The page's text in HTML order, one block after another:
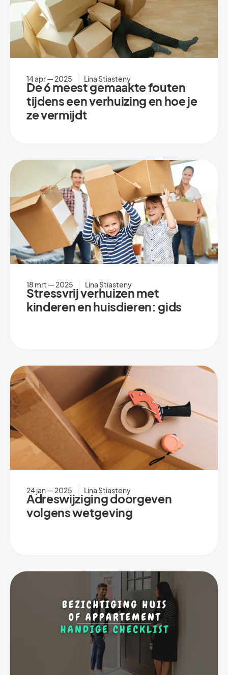
14 apr — 2025 Lina Stiasteny
De 6 meest gemaakte fouten
tijdens een verhuizing en hoe je
ze vermijdt
18 mrt — 2025 Lina Stiasteny
Stressvrij verhuizen met
kinderen en huisdieren: gids
24 jan — 2025 Lina Stiasteny
Adreswijziging doorgeven
volgens wetgeving